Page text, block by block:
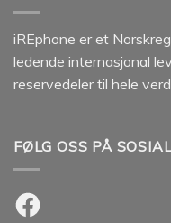
iREphone er et
ledende internasjonal
reservedeler til hele
FØLG OSS PÅ
Facebook